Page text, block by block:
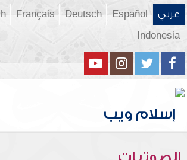
عربي Español
Deutsch
Français
Indonesia